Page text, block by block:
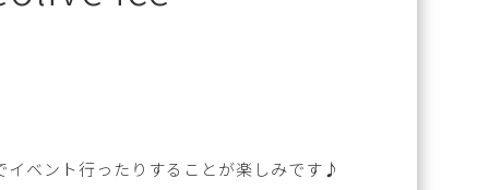
イベント行ったりすることが楽しみです♪